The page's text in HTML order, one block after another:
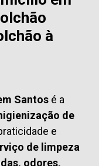
à
Santos é a
de
e
de limpeza
odores,